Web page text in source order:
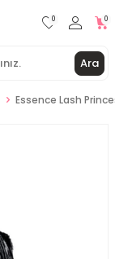
Ara
0 0
Essence Lash